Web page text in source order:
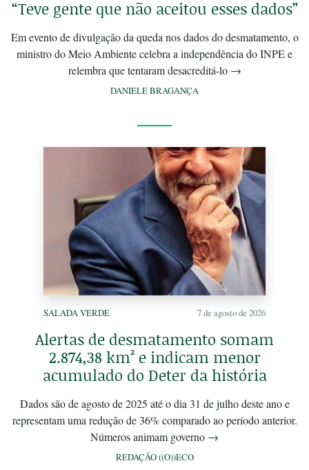
“Teve gente que não aceitou esses dados”
Em evento de divulgação da queda nos dados do desmatamento, o
ministro do Meio Ambiente celebra a independência do INPE e
relembra que tentaram desacreditá-lo →
DANIELE BRAGANÇA
SALADA VERDE 7 de agosto de 2026
Alertas de desmatamento somam
2.874,38 km² e indicam menor
acumulado do Deter da história
Dados são de agosto de 2025 até o dia 31 de julho deste ano e
representam uma redução de 36% comparado ao período anterior.
Números animam governo →
REDAÇÃO ((O))ECO